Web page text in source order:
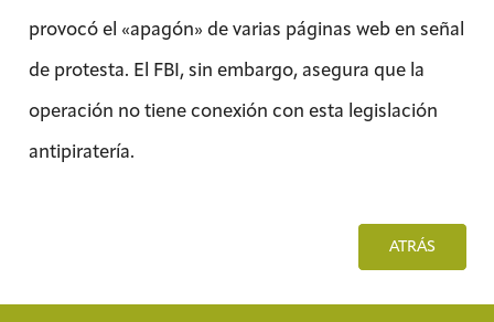
provocó el «apagón» de varias páginas web en señal
de protesta. El FBI, sin embargo, asegura que la
operación no tiene conexión con esta legislación
antipiratería.
ATRÁS